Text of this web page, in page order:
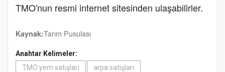
TMO'nun resmi internet sitesinden ulaşabilirler.
Kaynak:Tarım Pusulası
Anahtar Kelimeler:
TMO yem satışları
arpa satışları